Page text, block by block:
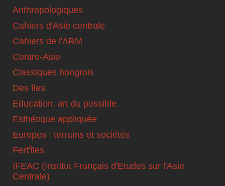
Anthropologiques
Cahiers d'Asie centrale
Cahiers de l'ARM
Centre-Asie
Classiques hongrois
Des îles
Education, art du possible
Esthétique appliquée
Europes : terrains et sociétés
Fert'îles
IFEAC (Institut Français d'Etudes sur l'Asie
Centrale)